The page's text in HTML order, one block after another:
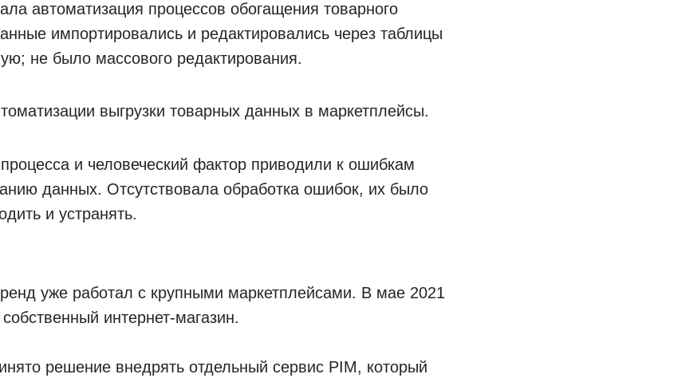
автоматизация процессов обогащения товарного
импортировались и редактировались через таблицы
не было массового редактирования.
выгрузки товарных данных в маркетплейсы.
и человеческий фактор приводили к ошибкам
данных. Отсутствовала обработка ошибок, их было
и устранять.
уже работал с крупными маркетплейсами. В мае 2021
интернет-магазин.
решение внедрять отдельный сервис PIM, который